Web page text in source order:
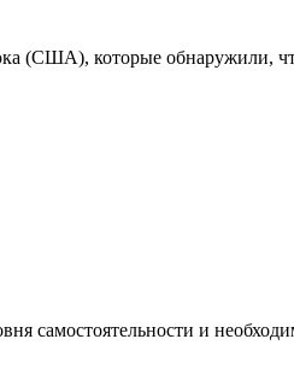
(США), которые обнаружили,
самостоятельности и